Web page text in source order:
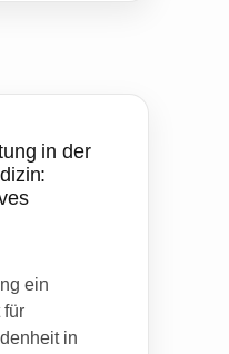
in der
ein
für
in